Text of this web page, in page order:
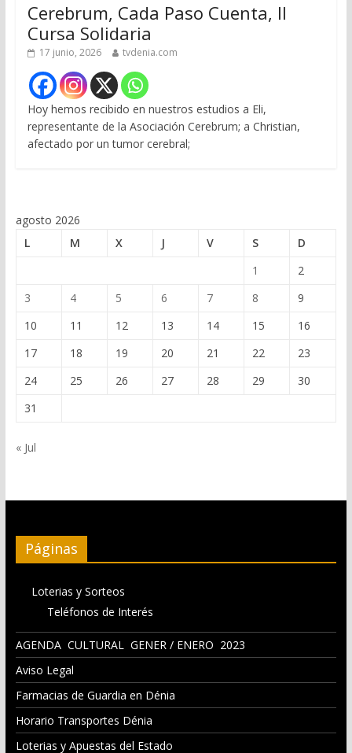
Cerebrum, Cada Paso Cuenta, II
Cursa Solidaria
17 junio, 2026 tvdenia.com
Hoy hemos recibido en nuestros estudios a Eli,
representante de la Asociación Cerebrum; a Christian,
afectado por un tumor cerebral;
agosto 2026
L
M X J V S
D
1
2
3
4 5 6 7 8
9
10
11 12 13 14 15
16
17
18 19 20 21 22
23
24
25 26 27 28 29
30
31
« Jul
Páginas
Loterias y Sorteos
Teléfonos de Interés
AGENDA CULTURAL GENER / ENERO 2023
Aviso Legal
Farmacias de Guardia en Dénia
Horario Transportes Dénia
Loterias y Apuestas del Estado